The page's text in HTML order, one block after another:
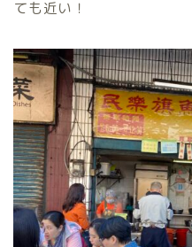
ても近い！